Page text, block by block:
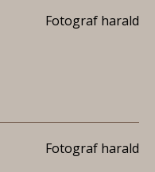
Fotograf harald
Fotograf harald